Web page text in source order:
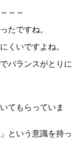
～～
たですね。
くいですよね。
バランスがとりに
てもらっていま
という意識を持っ